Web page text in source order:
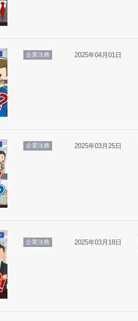
企業法務 2025年04月01日
企業法務 2025年03月25日
企業法務 2025年03月18日